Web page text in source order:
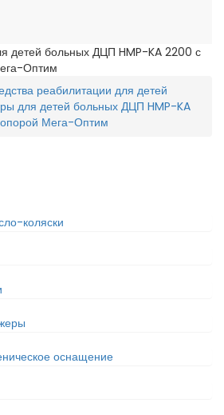
детей больных ДЦП HMP-KA 2200 с
Оптим
реабилитации для детей
для детей больных ДЦП HMP-KA
Мега-Оптим
коляски
оснащение